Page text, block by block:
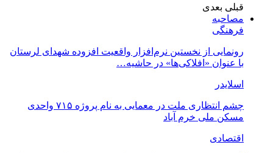
قبلی بعدی
مصاحبه
فرهنگی
رونمایی از نخستین نرم‌افزار واقعیت افزوده شهدای لرستان
با عنوان «افلاکی‌ها» در حاشیه…
اسلایدر
چشم انتظاری ملت در معمایی به نام پروژه ۷۱۵ واحدی
مسکن ملی خرم آباد
اقتصادی